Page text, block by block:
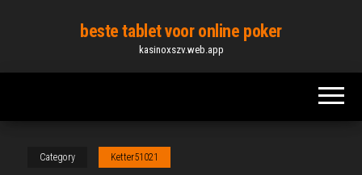
content
beste tablet voor online poker
kasinoxszv.web.app
Category Ketter51021